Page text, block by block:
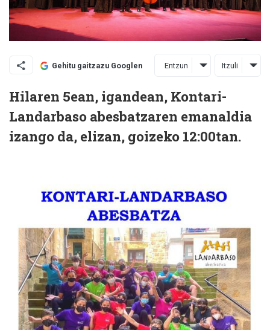
Gehitu gaitzazu Googlen Entzun Itzuli
Hilaren 5ean, igandean, Kontari-
Landarbaso abesbatzaren emanaldia
izango da, elizan, goizeko 12:00tan.